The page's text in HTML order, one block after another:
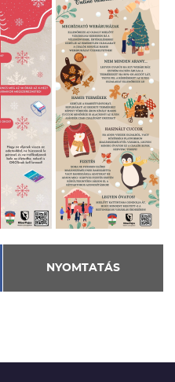
NYOMTATÁS